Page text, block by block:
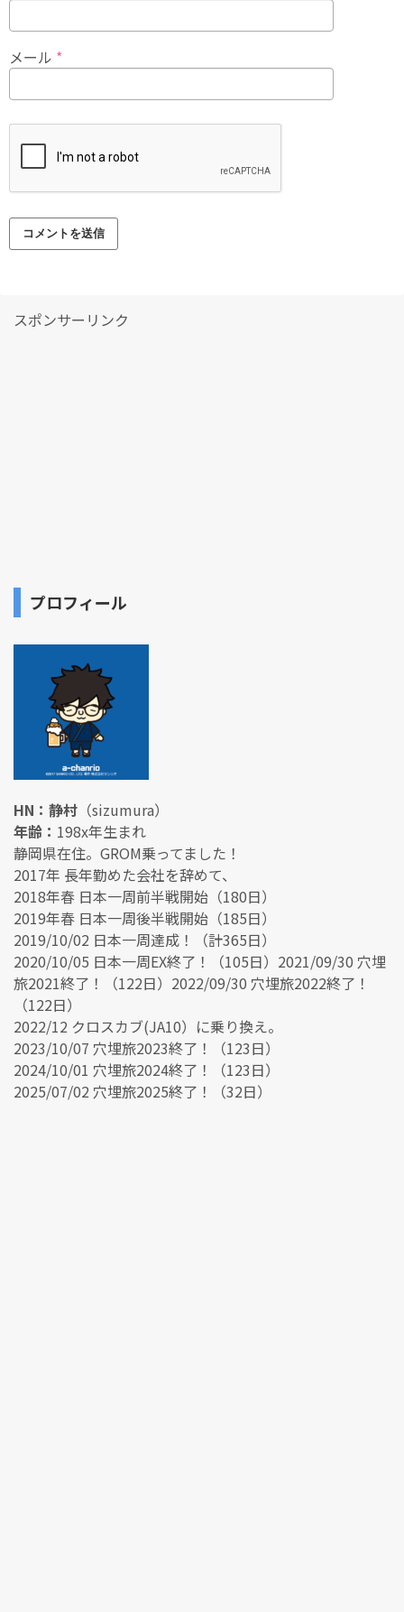
メール *
スポンサーリンク
プロフィール
HN：静村 （sizumura）
年齢： 198x年生まれ
静岡県在住。GROM乗ってました！
2017年 長年勤めた会社を辞めて、
2018年春 日本一周前半戦開始（180日）
2019年春 日本一周後半戦開始（185日）
2019/10/02 日本一周達成！（計365日）
2020/10/05 日本一周EX終了！（105日）2021/09/30 穴埋
旅2021終了！（122日）2022/09/30 穴埋旅2022終了！
（122日）
2022/12 クロスカブ(JA10）に乗り換え。
2023/10/07 穴埋旅2023終了！（123日）
2024/10/01 穴埋旅2024終了！（123日）
2025/07/02 穴埋旅2025終了！（32日）